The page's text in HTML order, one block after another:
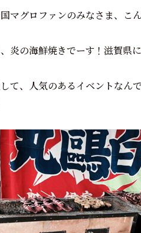
マグロファンのみなさま、こ
炎の海鮮焼きでーす！滋賀県
て、人気のあるイベントなん